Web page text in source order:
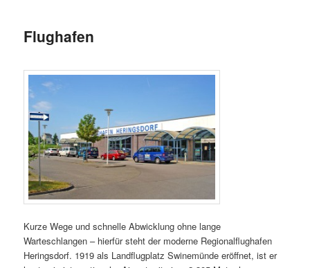
Flughafen
Kurze Wege und schnelle Abwicklung ohne lange
Warteschlangen – hierfür steht der moderne Regionalflughafen
Heringsdorf. 1919 als Landflugplatz Swinemünde eröffnet, ist er